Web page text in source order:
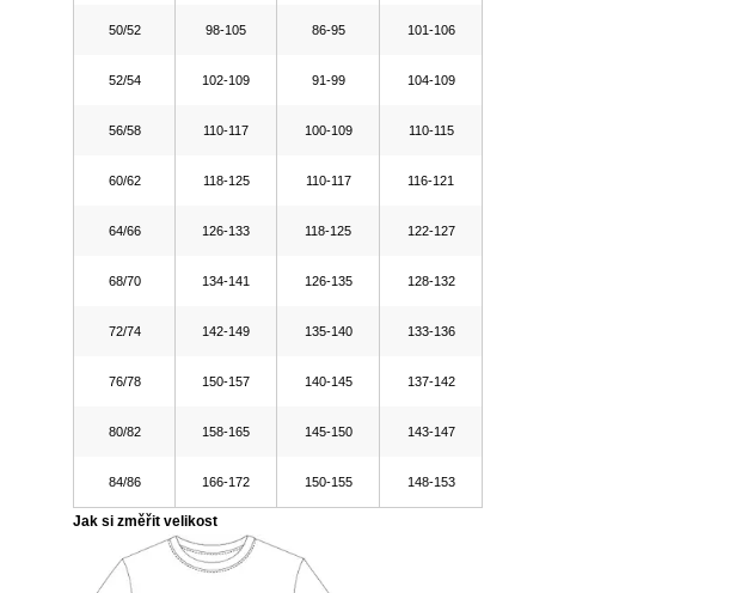
50/52 98-105 86-95 101-106
52/54 102-109 91-99 104-109
56/58 110-117 100-109 110-115
60/62 118-125 110-117 116-121
64/66 126-133 118-125 122-127
68/70 134-141 126-135 128-132
72/74 142-149 135-140 133-136
76/78 150-157 140-145 137-142
80/82 158-165 145-150 143-147
84/86 166-172 150-155 148-153
Jak si změřit velikost